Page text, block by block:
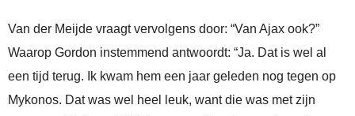
Van der Meijde vraagt vervolgens door: “Van Ajax ook?”
Waarop Gordon instemmend antwoordt: “Ja. Dat is wel al
een tijd terug. Ik kwam hem een jaar geleden nog tegen op
Mykonos. Dat was wel heel leuk, want die was met zijn